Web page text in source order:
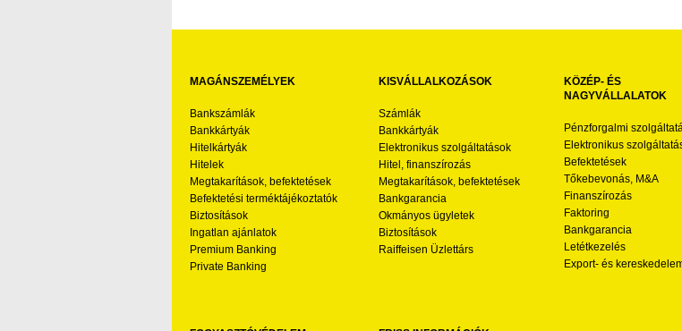
MAGÁNSZEMÉLYEK
Bankszámlák
Bankkártyák
Hitelkártyák
Hitelek
Megtakarítások, befektetések
Befektetési terméktájékoztatók
Biztosítások
Ingatlan ajánlatok
Premium Banking
Private Banking
KISVÁLLALKOZÁSOK
Számlák
Bankkártyák
Elektronikus szolgáltatások
Hitel, finanszírozás
Megtakarítások, befektetések
Bankgarancia
Okmányos ügyletek
Biztosítások
Raiffeisen Üzlettárs
KÖZÉP- ÉS
NAGYVÁLLALATOK
Pénzforgalmi
Elektronikus
Befektetések
Tőkebevonás, M&A
Finanszírozás
Faktoring
Bankgarancia
Letétkezelés
Export- és